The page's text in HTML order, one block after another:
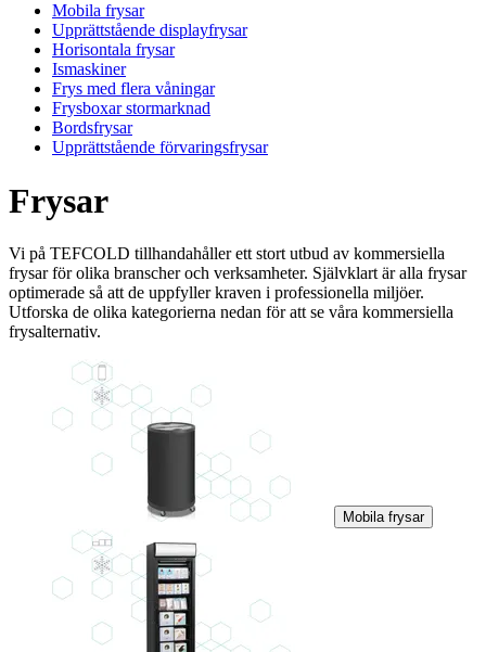
Mobila frysar
Upprättstående displayfrysar
Horisontala frysar
Ismaskiner
Frys med flera våningar
Frysboxar stormarknad
Bordsfrysar
Upprättstående förvaringsfrysar
Frysar
Vi på TEFCOLD tillhandahåller ett stort utbud av kommersiella
frysar för olika branscher och verksamheter. Självklart är alla frysar
optimerade så att de uppfyller kraven i professionella miljöer.
Utforska de olika kategorierna nedan för att se våra kommersiella
frysalternativ.
Mobila frysar